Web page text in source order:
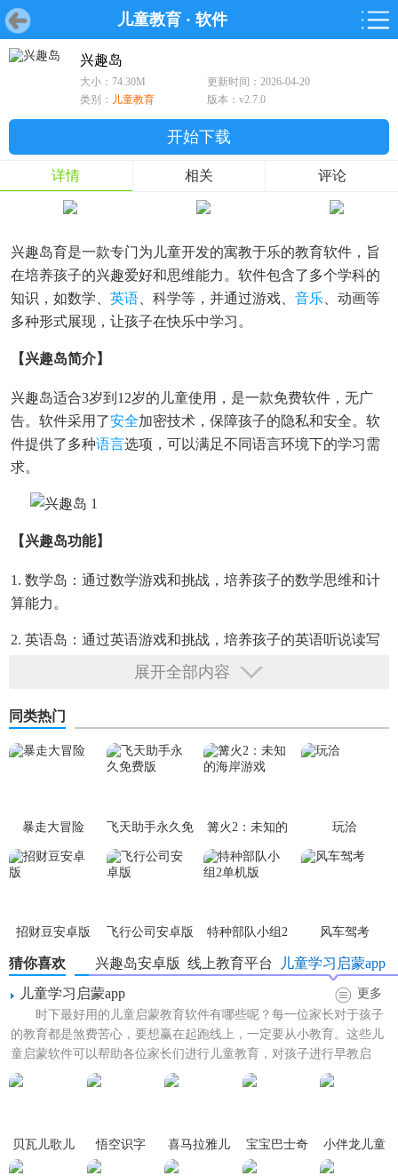
儿童教育 · 软件
首页 游戏
首页 游戏 软件 鸿蒙
游戏 软件
兴趣岛
大小：74.30M
更新时间：2026-04-20
类别： 儿童教育 版本：v2.7.0
开始下载
详情 相关 评论
兴趣岛育是一款专门为儿童开发的寓教于乐的教育软件，旨
在培养孩子的兴趣爱好和思维能力。软件包含了多个学科的
知识，如数学、 英语 、科学等，并通过游戏、 音乐 、动画等
多种形式展现，让孩子在快乐中学习。
【兴趣岛简介】
兴趣岛适合3岁到12岁的儿童使用，是一款免费软件，无广
告。软件采用了安全加密技术，保障孩子的隐私和安全。软
件提供了多种语言选项，可以满足不同语言环境下的学习需
求。
【兴趣岛功能】
1. 数学岛：通过数学游戏和挑战，培养孩子的数学思维和计
算能力。
2. 英语岛：通过英语游戏和挑战，培养孩子的英语听说读写
究能力。
【兴趣岛内容】
等，通过游戏、音乐、动画等多种形式展现，让孩子在快乐
2.
区：孩子可以在这里与其他孩子互动，交流学习心
3.家长控制台：家长可以通过家长控制台监控孩子的学习情
况，设置学习计划，确保孩子的学习效果。
【兴趣岛用法】
1. 孩子可以选择自己喜欢的学科知识点进行学习，可以通过
游戏、音乐、动画等多种形式进行学习。
3. 家长可以通过家长控制台监控孩子的学习情况，设置学习
展开全部内容
同类热门
暴走大冒险
飞天助手永久免
费版
篝火2：未知的
海岸游戏
玩洽
招财豆安卓版 飞行公司安卓版
特种部队小组2
单机版
风车驾考
猜你喜欢 儿童学习启蒙app
线上教育平台
兴趣岛安卓版
儿童学习启蒙app
更多
时下最好用的儿童启蒙教育软件有哪些呢？每一位家长对于孩子
的教育都是煞费苦心，要想赢在起跑线上，一定要从小教育。这些儿
童启蒙软件可以帮助各位家长们进行儿童教育，对孩子进行早教启
蒙，开发儿童智力，学习更多...
贝瓦儿歌儿
童早教APP
悟空识字
喜马拉雅儿
宝宝巴士奇
妙屋儿童早
小伴龙儿童